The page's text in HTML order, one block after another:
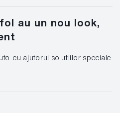
au un nou look,
cu ajutorul solutiilor speciale